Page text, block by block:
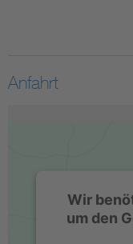
Anfahrt
Wir
um den